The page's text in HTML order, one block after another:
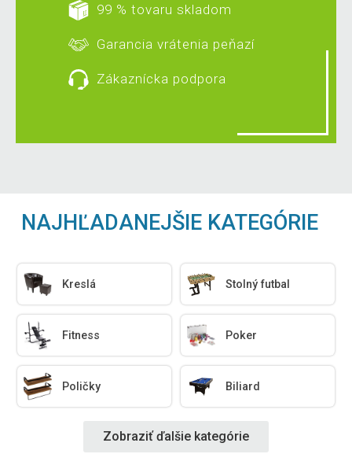
99 % tovaru skladom
Garancia vrátenia peňazí
Zákaznícka podpora
NAJHĽADANEJŠIE KATEGÓRIE
Kreslá Stolný futbal
Fitness Poker
Poličky Biliard
Zobraziť ďalšie kategórie